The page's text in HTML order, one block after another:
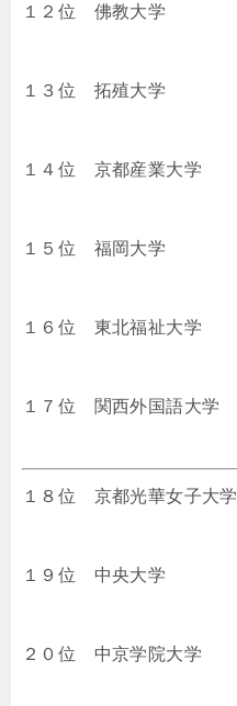
１２位 佛教大学
１３位 拓殖大学
１４位 京都産業大学
１５位 福岡大学
１６位 東北福祉大学
１７位 関西外国語大学
１８位 京都光華女子大学
１９位 中央大学
２０位 中京学院大学